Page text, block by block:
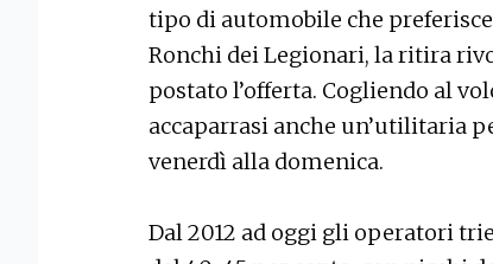
tipo di automobile che
Ronchi dei Legionari, la ritira
postato l’offerta. Cogliendo al
accaparrasi anche un’utilitaria
venerdì alla domenica.
Dal 2012 ad oggi gli operatori